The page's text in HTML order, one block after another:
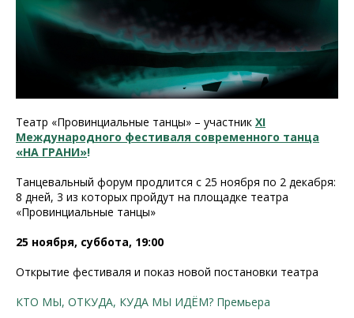
Театр «Провинциальные танцы» – участник XI
Международного фестиваля современного танца
«НА ГРАНИ»!
Танцевальный форум продлится с 25 ноября по 2 декабря:
8 дней, 3 из которых пройдут на площадке театра
«Провинциальные танцы»
25 ноября, суббота, 19:00
Открытие фестиваля и показ новой постановки театра
КТО МЫ, ОТКУДА, КУДА МЫ ИДЁМ? Премьера